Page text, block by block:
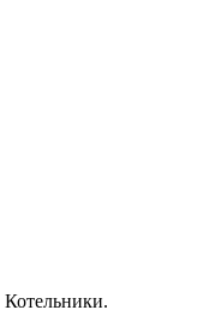
Котельники.